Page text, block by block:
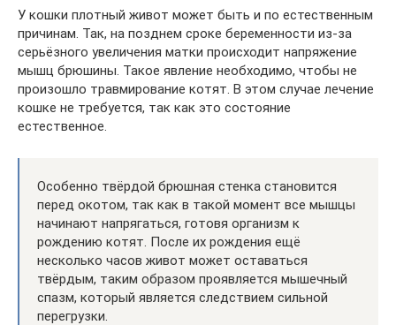
У кошки плотный живот может быть и по естественным
причинам. Так, на позднем сроке беременности из-за
серьёзного увеличения матки происходит напряжение
мышц брюшины. Такое явление необходимо, чтобы не
произошло травмирование котят. В этом случае лечение
кошке не требуется, так как это состояние
естественное.
Особенно твёрдой брюшная стенка становится
перед окотом, так как в такой момент все мышцы
начинают напрягаться, готовя организм к
рождению котят. После их рождения ещё
несколько часов живот может оставаться
твёрдым, таким образом проявляется мышечный
спазм, который является следствием сильной
перегрузки.